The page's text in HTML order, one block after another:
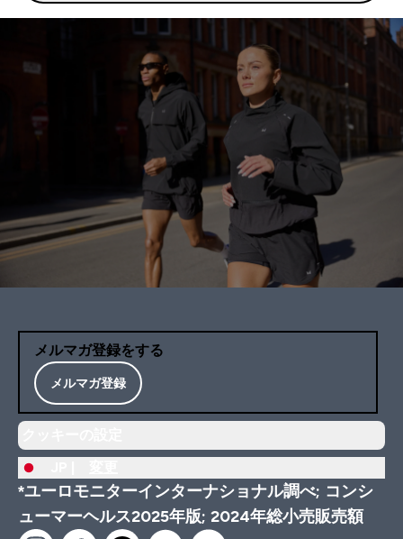
メルマガ登録をする
メルマガ登録
*ユーロモニターインターナショナル調べ; コンシ
ューマーヘルス2025年版; 2024年総小売販売額